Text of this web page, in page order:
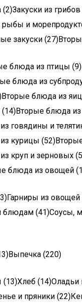
(2)Закуски из
рыбы и
закуски
блюда из птицы
блюда из
блюда из
блюда из
говядины и
курицы
круп и зерновых
блюда из овощей
из
(41)Соусы,
(220)
(14)Оладьи
и пряники